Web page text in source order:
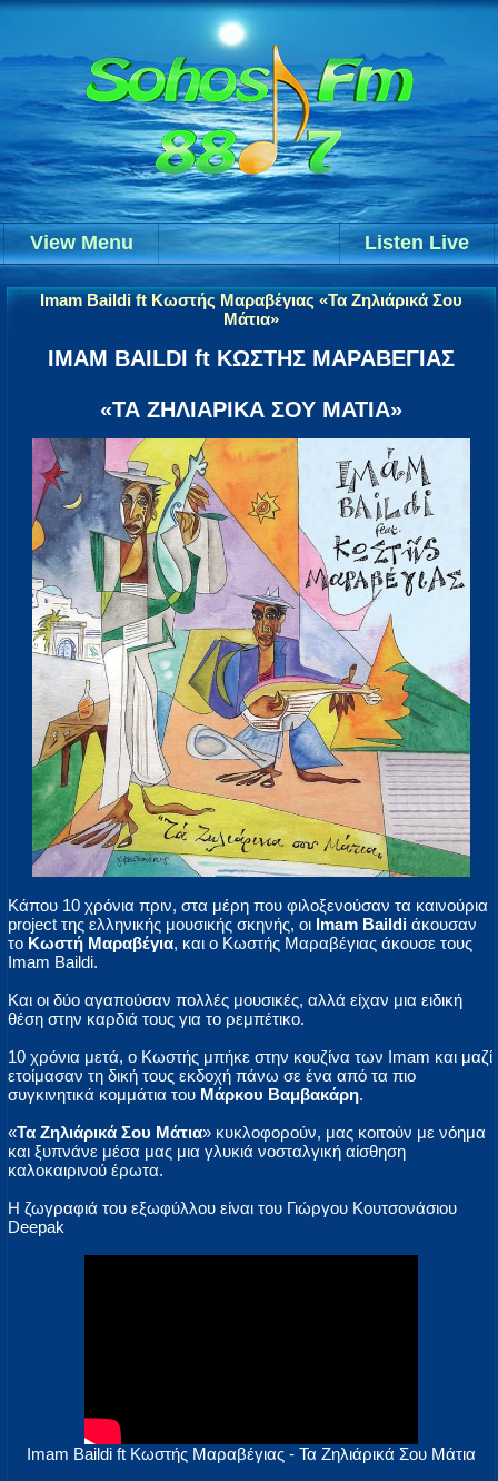
Listen Live
View Menu
Imam Baildi ft Κωστής Μαραβέγιας «Τα Ζηλιάρικά Σου
Μάτια»
IMAM BAILDI ft ΚΩΣΤΗΣ ΜΑΡΑΒΕΓΙΑΣ
«ΤΑ ΖΗΛΙΑΡΙΚΑ ΣΟΥ ΜΑΤΙΑ»
Κάπου 10 χρόνια πριν, στα μέρη που φιλοξενούσαν τα καινούρια
project της ελληνικής μουσικής σκηνής, οι Imam Baildi άκουσαν
το Κωστή Μαραβέγια, και ο Κωστής Μαραβέγιας άκουσε τους
Imam Baildi.
Και οι δύο αγαπούσαν πολλές μουσικές, αλλά είχαν μια ειδική
θέση στην καρδιά τους για το ρεμπέτικο.
10 χρόνια μετά, ο Κωστής μπήκε στην κουζίνα των Imam και μαζί
ετοίμασαν τη δική τους εκδοχή πάνω σε ένα από τα πιο
συγκινητικά κομμάτια του Μάρκου Βαμβακάρη.
«Τα Ζηλιάρικά Σου Μάτια» κυκλοφορούν, μας κοιτούν με νόημα
και ξυπνάνε μέσα μας μια γλυκιά νοσταλγική αίσθηση
καλοκαιρινού έρωτα.
Η ζωγραφιά του εξωφύλλου είναι του Γιώργου Κουτσονάσιου
Deepak
Imam Baildi ft Κωστής Μαραβέγιας - Τα Ζηλιάρικά Σου Μάτια